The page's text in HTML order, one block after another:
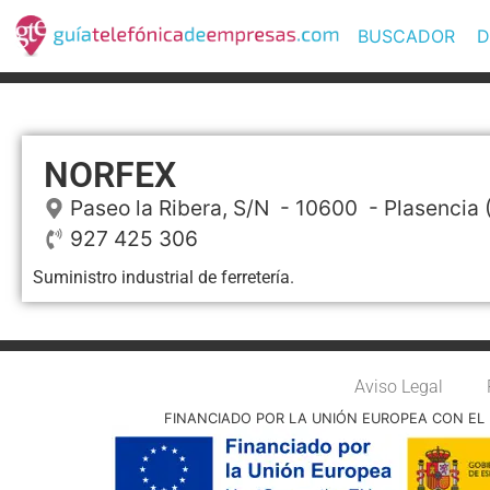
BUSCADOR
NORFEX
Paseo la Ribera, S/N - 10600 - Plasencia
927 425 306
Suministro industrial de ferretería.
Aviso Legal
FINANCIADO POR LA UNIÓN EUROPEA CON